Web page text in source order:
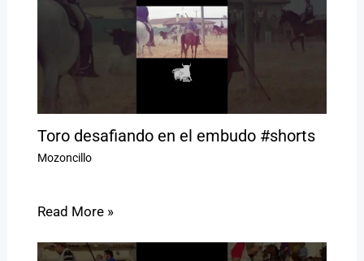
Toro desafiando en el embudo #shorts
Mozoncillo
Read More »